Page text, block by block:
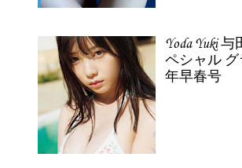
Yoda Yuki
ペシャル グ
年早春号